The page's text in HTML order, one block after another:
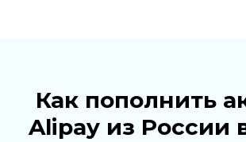
Как пополнить
Alipay из России